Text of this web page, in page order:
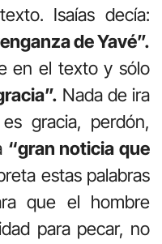
Isaías decía:
de Yavé”.
en el texto y sólo
Nada de ira
gracia, perdón,
“gran noticia que
estas palabras
que el hombre
para pecar, no